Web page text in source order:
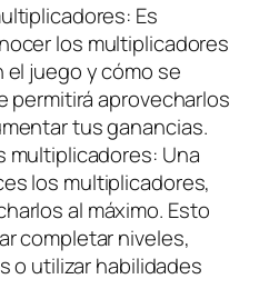
Es
los multiplicadores
juego y cómo se
permitirá aprovecharlos
tus ganancias.
multiplicadores: Una
los multiplicadores,
al máximo. Esto
completar niveles,
o utilizar habilidades